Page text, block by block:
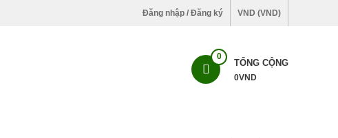
Đăng nhập / Đăng ký VND (VND)
0
TỔNG CỘNG
0VND